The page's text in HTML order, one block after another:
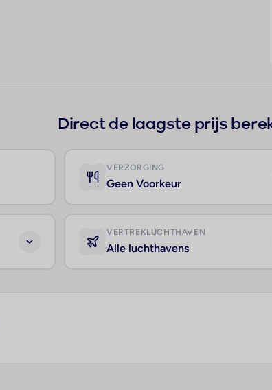
Direct de laagste prijs
VERZORGING
Geen Voorkeur
VERTREKLUCHTHAVEN
Alle luchthavens